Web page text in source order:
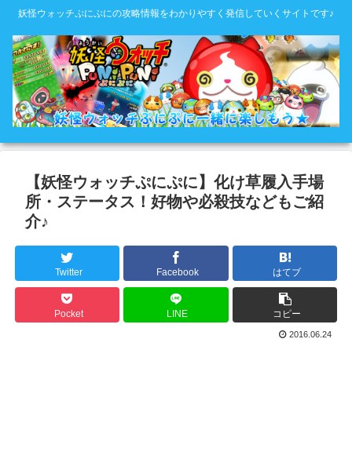
妖怪ウォッチぷにぷにの攻略情報をわかりやすく発信していくサイトです♪
【妖怪ウォッチぷにぷに】化け草履入手場
所・ステータス！好物や必殺技などもご紹
介♪
Twitter Facebook はてブ
Pocket LINE コピー
2016.06.24